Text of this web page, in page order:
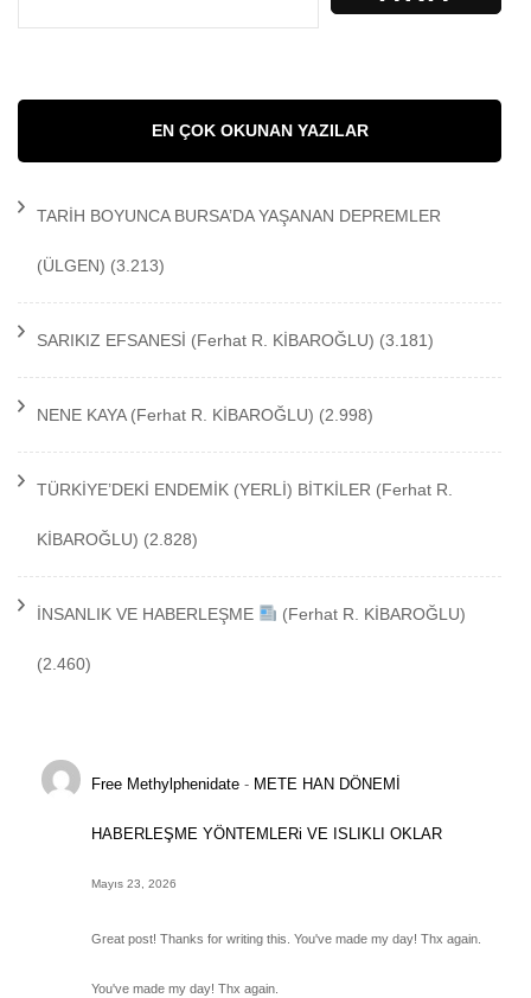
EN ÇOK OKUNAN YAZILAR
TARİH BOYUNCA BURSA’DA YAŞANAN DEPREMLER
(ÜLGEN) (3.213)
SARIKIZ EFSANESİ (Ferhat R. KİBAROĞLU) (3.181)
NENE KAYA (Ferhat R. KİBAROĞLU) (2.998)
TÜRKİYE’DEKİ ENDEMİK (YERLİ) BİTKİLER (Ferhat R.
KİBAROĞLU) (2.828)
İNSANLIK VE HABERLEŞME (Ferhat R. KİBAROĞLU)
(2.460)
Free Methylphenidate - METE HAN DÖNEMİ
HABERLEŞME YÖNTEMLERi VE ISLIKLI OKLAR
Mayıs 23, 2026
Great post! Thanks for writing this. You've made my day! Thx again.
You've made my day! Thx again.